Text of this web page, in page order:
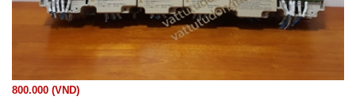
800.000 (VND)